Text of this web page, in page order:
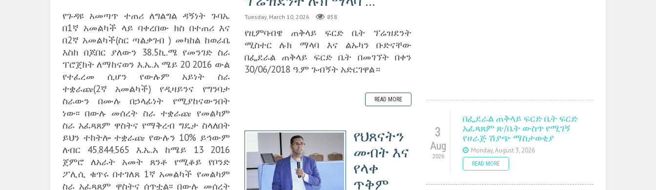
የጉዳዩ አመጣጥ ተጠሪ ለግልግል ዳኝነት ጉባኤ
በ1ኛ አመልካች ላይ ባቀረበው ክስ በተጠሪ እና
በ2ኛ አመልካች(ስር ጣልቃገብ ) መካከል ከወራቤ
እስከ በጆበር ያለውን 38.5ኪ.ሜ የመንገድ ስራ
ፐሮጀክት ለማከናወን እ.ኤ.አ ሜይ 20 2016 ውል
የተፈረመ ሲሆን የውሉም አይነት ስራ
ተቋራጩ(2ኛ አመልካች) የዲዛይንና የግንባታ
ስራውን በሙሉ በኃላፊነት የሚያከናውንበት
ነው፡፡ በውሉ መሰረት ስራ ተቋራጩ የመልካም
ስራ አፈጻጸም ዋስትና የማቅረብ ግዴታ ስላለበት
ይህን ተከትሎ ተቋራጩ የውሉን 10% ይኅውም
ለብር 45‚844‚565 እ.ኤ.አ ከሜይ 13 2016
ጀምሮ ለአራት አመት ጸንቶ የሚቆይ የቦንድ
ፖሊሲ ቁጥሩ በተገለጸ 1ኛ አመልካች የመልካም
ስራ አፈጻጸም ዋስትና ሰጥቷል፡፡ በውሉ መሰረት
Tuesday, March 10, 2026 858
የዚምባብዌ ጠቅላይ ፍርድ ቤት ፕሬዝደንት
ሚስተር ሉክ ማላባ እና ልኡካን ቡድናቸው
በፌደራል ጠቅላይ ፍርድ ቤት በመገኘት በቀን
30/06/2018 ዓ.ም ጉብኝት አድርገዋል።
READ MORE
የህጸናትን
መብት እና
የላቀ
ጥቅም
3
Aug
2026
በፌደራል ጠቅላይ ፍርድ ቤት ፍርድ
አፈጻጸም ጽ/ቤት ውስጥ የሚገኝ
የሀራጅ ሽያጭ ማስታወቂያ
Monday, August 3, 2026
READ MORE